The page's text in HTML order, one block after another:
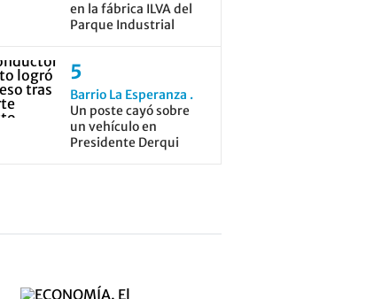
en la fábrica ILVA del
Parque Industrial
Barrio La Esperanza
Un poste cayó sobre
un vehículo en
Presidente Derqui